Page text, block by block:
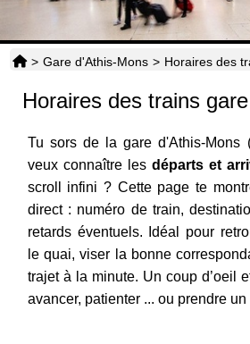
Horaires
> Gare d'Athis-Mons > Horaires des
Horaires des trains
Tu sors de la gare d'Athis-Mons
veux connaître les départs et
scroll infini ? Cette page te
direct : numéro de train,
retards éventuels. Idéal pour
le quai, viser la bonne
trajet à la minute. Un coup d’oeil
avancer, patienter ... ou prendre un